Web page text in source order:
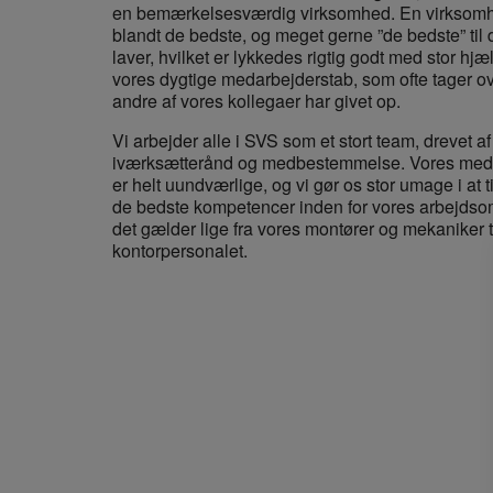
en bemærkelsesværdig virksomhed. En
blandt de bedste, og meget gerne ”de bedste” til
laver, hvilket er lykkedes rigtig godt med stor
vores dygtige medarbejderstab, som ofte tager
andre af vores kollegaer har givet op.
Vi arbejder alle i SVS som et stort team, drevet af
iværksætterånd og medbestemmelse. Vores
er helt uundværlige, og vi gør os stor umage i at
de bedste kompetencer inden for vores
det gælder lige fra vores montører og mekaniker
kontorpersonalet.